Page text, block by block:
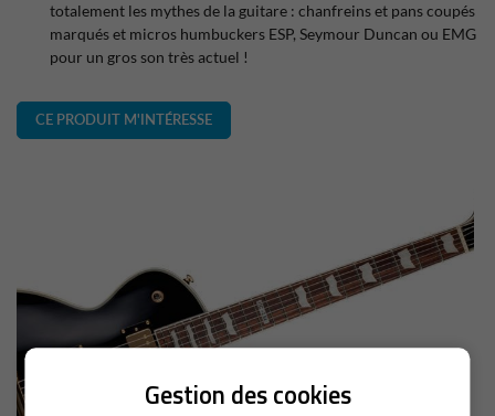
Gestion des cookies
En cochant cette case, vous consentez à recevoir nos propositions commerciales à
l'adresse email indiqué ci-dessus. Vous pouvez vous désinscrire à tout moment en
totalement les mythes de la guitare : chanfreins et pans coupés
marqués et micros humbuckers ESP, Seymour Duncan ou EMG
pour un gros son très actuel !
CE PRODUIT M'INTÉRESSE